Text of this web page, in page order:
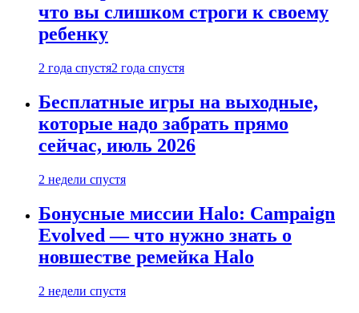
что вы слишком строги к своему
ребенку
2 года спустя2 года спустя
Бесплатные игры на выходные,
которые надо забрать прямо
сейчас, июль 2026
2 недели спустя
Бонусные миссии Halo: Campaign
Evolved — что нужно знать о
новшестве ремейка Halo
2 недели спустя